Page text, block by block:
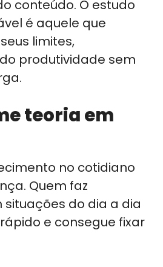
conteúdo. O estudo
é aquele que
limites,
produtividade sem
teoria em
no cotidiano
Quem faz
do dia a dia
e consegue fixar